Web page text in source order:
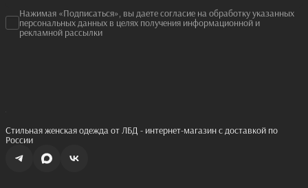
Нажимая «Подписаться», вы даете согласие на обработку указанных
персональных данных в целях получения информационной и
рекламной рассылки
Стильная женская одежда от ЛБД - интернет-магазин с доставкой по
России